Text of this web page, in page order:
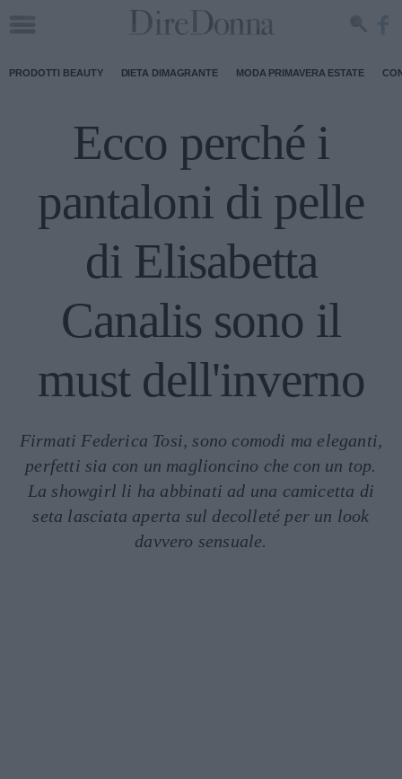
PRODOTTI BEAUTY DIETA DIMAGRANTE MODA PRIMAVERA ESTATE
Ecco perché i
pantaloni di pelle
di Elisabetta
Canalis sono il
must dell'inverno
Firmati Federica Tosi, sono comodi ma eleganti,
perfetti sia con un maglioncino che con un top.
La showgirl li ha abbinati ad una camicetta di
seta lasciata aperta sul decolleté per un look
davvero sensuale.